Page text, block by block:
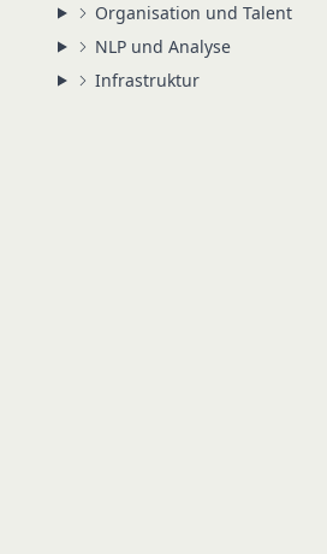
Organisation und Talent
NLP und Analyse
Infrastruktur